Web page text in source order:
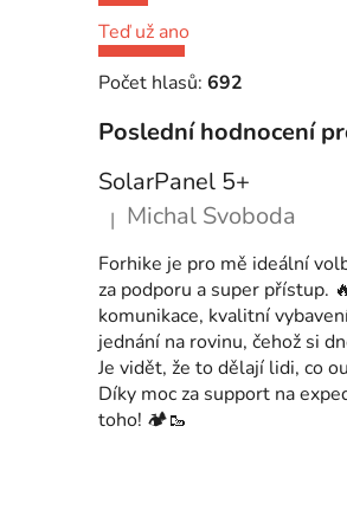
n
í
p
a
e
Teď už ano
Počet hlasů: 692
Poslední hodnocení
SolarPanel 5+
Hodnocení produktu je 5 z 5
| Michal Svoboda
Forhike je pro mě ideální
za podporu a super přístup.
komunikace, kvalitní
jednání na rovinu, čehož si
Je vidět, že to dělají lidi, co
Díky moc za support na
toho! 🏕️🥾